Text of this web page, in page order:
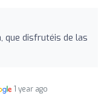
que disfrutéis de las
1 year ago